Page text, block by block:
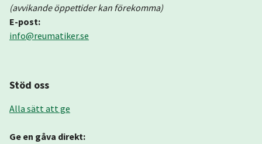
(avvikande öppettider kan förekomma)
E-post:
info@reumatiker.se
Stöd oss
Alla sätt att ge
Ge en gåva direkt: